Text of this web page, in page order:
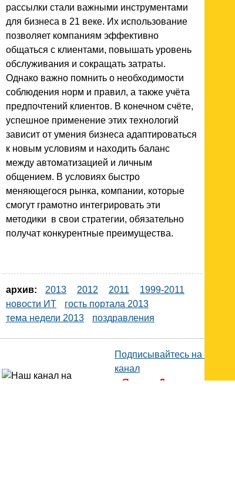
рассылки стали важными инструментами
для бизнеса в 21 веке. Их использование
позволяет компаниям эффективно
общаться с клиентами, повышать уровень
обслуживания и сокращать затраты.
Однако важно помнить о необходимости
соблюдения норм и правил, а также учёта
предпочтений клиентов. В конечном счёте,
успешное применение этих технологий
зависит от умения бизнеса адаптироваться
к новым условиям и находить баланс
между автоматизацией и личным
общением. В условиях быстро
меняющегося рынка, компании, которые
смогут грамотно интегрировать эти
методики в свои стратегии, обязательно
получат конкурентные преимущества.
архив: 2013 2012 2011
1999-2011
новости ИТ
гость портала 2013
тема недели 2013
поздравления
Подписывайтесь на наш
канал
Яндекс.Дзен